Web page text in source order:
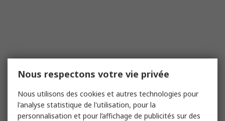
Nous respectons votre vie privée
Nous utilisons des cookies et autres technologies pour
l'analyse statistique de l'utilisation, pour la
personnalisation et pour l’affichage de publicités sur des